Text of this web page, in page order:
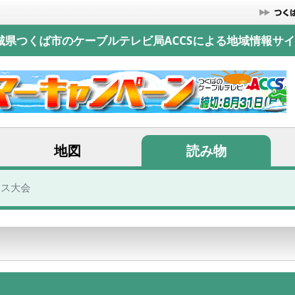
つくば市のケーブルテレビ局ACCSによる地域情報サ
地図 読み物
大会